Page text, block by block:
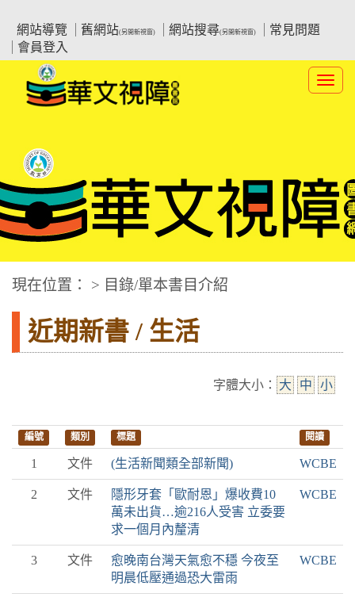
要
網站導覽
舊網站(另開新視窗) 網站搜尋(另開新視窗)
常見問題
會員登入
:::中央區塊
華文視障電子圖書網
現在位置： > 目錄/單本書目介紹
近期新書 / 生活
字體大小： 大 中 小
編號 類別 標題 閱讀
1 文件 (生活新聞類全部新聞) WCBE
2 文件
隱形牙套「歐耐恩」爆收費10
萬未出貨…逾216人受害 立委要
求一個月內釐清
WCBE
3 文件
愈晚南台灣天氣愈不穩 今夜至
明晨低壓通過恐大雷雨
WCBE